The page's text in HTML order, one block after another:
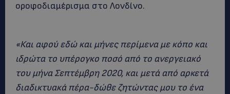
οροφοδιαμέρισμα στο Λονδίνο.
«Και αφού εδώ και μήνες περίμενα με κόπο και
ιδρώτα το υπέρογκο ποσό από το ανεργειακό
του μήνα Σεπτέμβρη 2020, και μετά από αρκετά
διαδικτυακά πέρα-δώθε ζητώντας μου το ένα